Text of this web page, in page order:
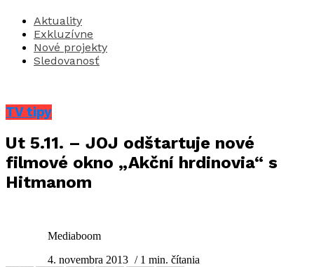
Aktuality
Exkluzívne
Nové projekty
Sledovanosť
TV tipy
Ut 5.11. – JOJ odštartuje nové
filmové okno „Akční hrdinovia“ s
Hitmanom
Mediaboom
4. novembra 2013 / 1 min. čítania